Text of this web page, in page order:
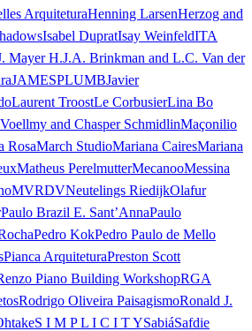
ArquiteturaHenning LarsenHerzog and
Isabel DupratIsay WeinfeldITA
Mayer H.J.A. Brinkman and L.C. Van der
JAMESPLUMBJavier
Laurent TroostLe CorbusierLina Bo
and Chasper SchmidlinMaçonilio
RosaMarch StudioMariana CairesMariana
Matheus PerelmutterMecanooMessina
MVRDVNeutelings RiedijkOlafur
Paulo Brazil E. Sant’AnnaPaulo
Pedro KokPedro Paulo de Mello
Pianca ArquiteturaPreston Scott
Piano Building WorkshopRGA
Rodrigo Oliveira PaisagismoRonald J.
S I M P L I C I T YSabiáSafdie